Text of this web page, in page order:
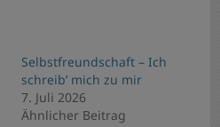
Selbstfreundschaft – Ich
schreib’ mich zu mir
7. Juli 2026
Ähnlicher Beitrag